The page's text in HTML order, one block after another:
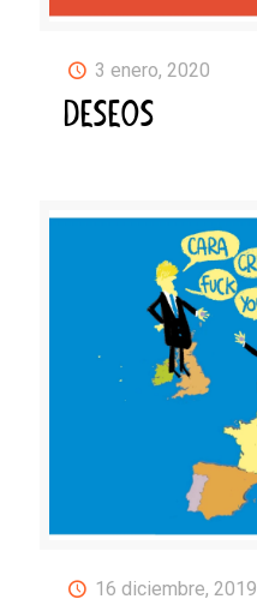
3 enero, 2020
DESEOS
16 diciembre, 2019